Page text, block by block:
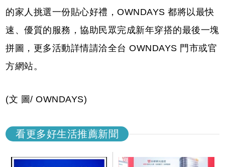
的家人挑選一份貼心好禮，OWNDAYS 都將以最快
速、優質的服務，協助民眾完成新年穿搭的最後一塊
拼圖，更多活動詳情請洽全台 OWNDAYS 門市或官
方網站。
(文 圖/ OWNDAYS)
看更多好生活推薦新聞